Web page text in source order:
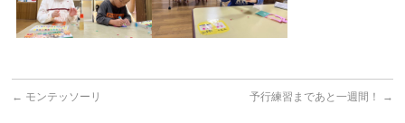
← モンテッソーリ 予行練習まであと一週間！ →